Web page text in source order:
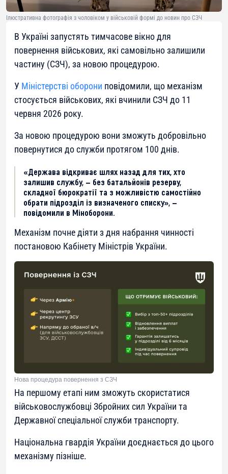
Ілюстративна фотографія з чоловіком у військовій формі до новин про СЗЧ
В Україні запустять тимчасове вікно для
повернення військових, які самовільно залишили
частину (СЗЧ), за новою процедурою.
У Міністерстві оборони повідомили, що механізм
стосується військових, які вчинили СЗЧ до 11
червня 2026 року.
За новою процедурою вони зможуть добровільно
повернутися до служби протягом 100 днів.
«Держава відкриває шлях назад для тих, хто
залишив службу, — без батальйонів резерву,
складної бюрократії та з можливістю самостійно
обрати підрозділ із визначеного списку», —
повідомили в Міноборони.
Механізм почне діяти з дня набрання чинності
постановою Кабінету Міністрів України.
Нова процедура повернення з СЗЧ
На першому етапі ним зможуть скористатися
військовослужбовці Збройних сил України та
Державної спеціальної служби транспорту.
Національна гвардія України доєднається до цього
механізму пізніше.